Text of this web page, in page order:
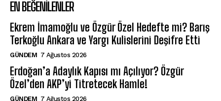
EN BEĞENILENLER
Ekrem İmamoğlu ve Özgür Özel Hedefte mi? Barış
Terkoğlu Ankara ve Yargı Kulislerini Deşifre Etti
GÜNDEM 7 Ağustos 2026
Erdoğan’a Adaylık Kapısı mı Açılıyor? Özgür
Özel’den AKP’yi Titretecek Hamle!
GÜNDEM 7 Ağustos 2026